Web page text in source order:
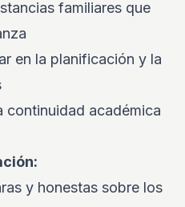
familiares que
en la planificación y la
continuidad académica
y honestas sobre los